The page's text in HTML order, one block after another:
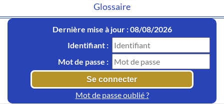
Glossaire
Dernière mise à jour : 08/08/2026
Identifiant :
Mot de passe :
Mot de passe oublié ?